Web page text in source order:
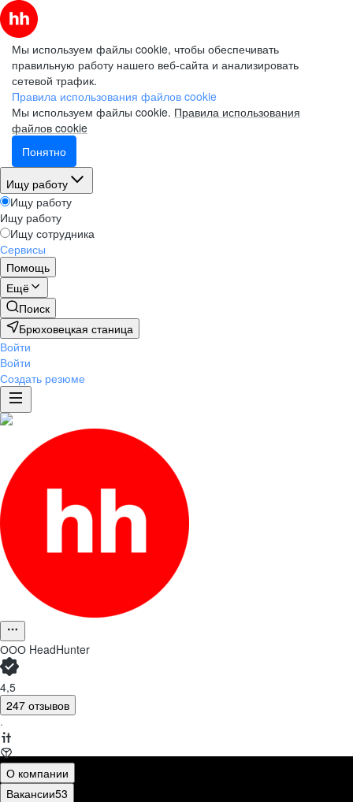
Мы используем файлы cookie, чтобы обеспечивать
правильную работу нашего веб-сайта и анализировать
сетевой трафик.
Правила использования файлов cookie
Мы используем файлы cookie. Правила использования
файлов cookie
Понятно
Ищу работу
Ищу работу
Ищу работу
Ищу сотрудника
Сервисы
Помощь
Ещё
Поиск
Брюховецкая станица
Войти
Войти
Создать резюме
ООО HeadHunter
4,5
247 отзывов
·
О компании
Вакансии53